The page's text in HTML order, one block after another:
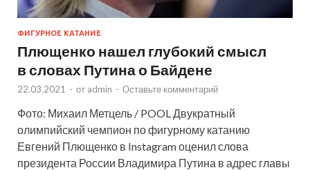
ФИГУРНОЕ КАТАНИЕ
Плющенко нашел глубокий смысл
в словах Путина о Байдене
22.03.2021 - от admin - Оставьте комментарий
Фото: Михаил Метцель / POOL Двукратный
олимпийский чемпион по фигурному катанию
Евгений Плющенко в Instagram оценил слова
президента России Владимира Путина в адрес главы